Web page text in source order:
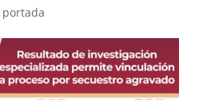
portada